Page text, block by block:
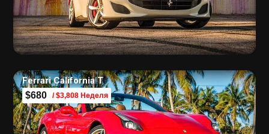
Ferrari California T
$680 / $3,808 Неделя